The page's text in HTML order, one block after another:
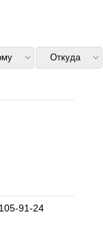
Откуда
91-24